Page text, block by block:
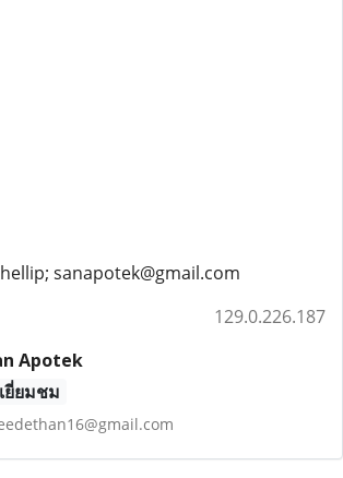
sanapotek@gmail.com
129.0.226.187
Apotek
ยี่ยมชม